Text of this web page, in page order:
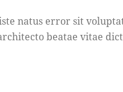
natus error sit
beatae vitae